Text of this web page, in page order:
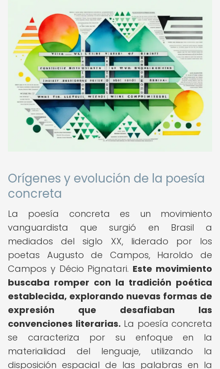
Orígenes y evolución de la poesía
concreta
La poesía concreta es un movimiento
vanguardista que surgió en Brasil a
mediados del siglo XX, liderado por los
poetas Augusto de Campos, Haroldo de
Campos y Décio Pignatari. Este movimiento
buscaba romper con la tradición poética
establecida, explorando nuevas formas de
expresión que desafiaban las
convenciones literarias. La poesía concreta
se caracteriza por su enfoque en la
materialidad del lenguaje, utilizando la
disposición espacial de las palabras en la